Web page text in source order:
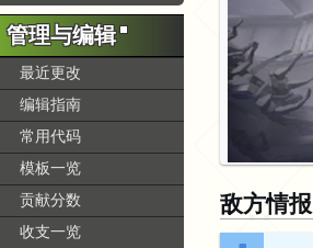
敌方情报
管理与编辑
最近更改
编辑指南
常用代码
模板一览
贡献分数
收支一览